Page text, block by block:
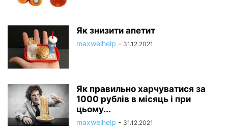
Як знизити апетит
maxwelhelp - 31.12.2021
Як правильно харчуватися за
1000 рублів в місяць і при
цьому...
maxwelhelp - 31.12.2021